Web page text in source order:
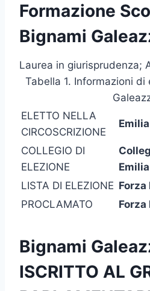
Formazione
Bignami
Laurea in giurisprudenza;
Tabella 1. Informazioni di
ELETTO NELLA
CIRCOSCRIZIONE
COLLEGIO DI
ELEZIONE
LISTA DI ELEZIONE Forza
PROCLAMATO
Forza
Bignami
ISCRITTO AL